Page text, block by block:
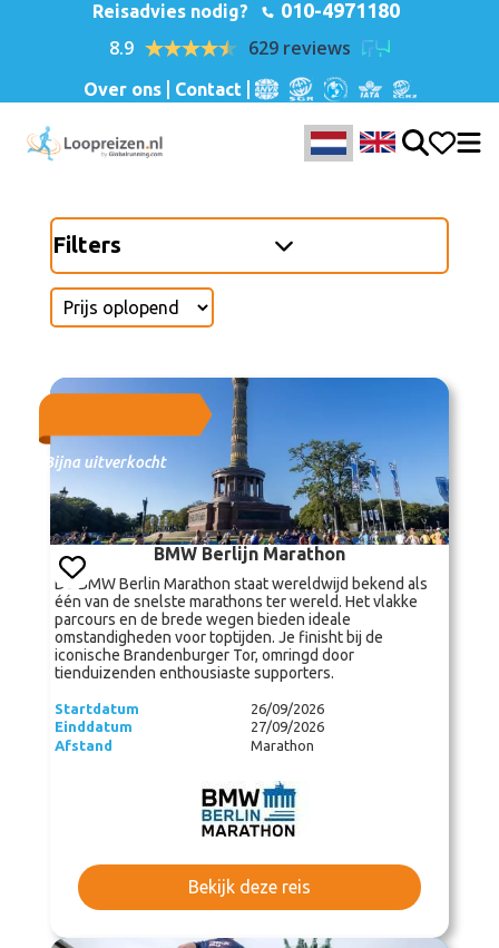
Reisadvies nodig? 010-4971180
8.9 629 reviews
Over ons Contact
Filters
Bijna uitverkocht
BMW Berlijn Marathon
De BMW Berlin Marathon staat wereldwijd bekend als
één van de snelste marathons ter wereld. Het vlakke
parcours en de brede wegen bieden ideale
omstandigheden voor toptijden. Je finisht bij de
iconische Brandenburger Tor, omringd door
tienduizenden enthousiaste supporters.
Startdatum
26/09/2026
Einddatum
27/09/2026
Afstand
Marathon
Bekijk deze reis